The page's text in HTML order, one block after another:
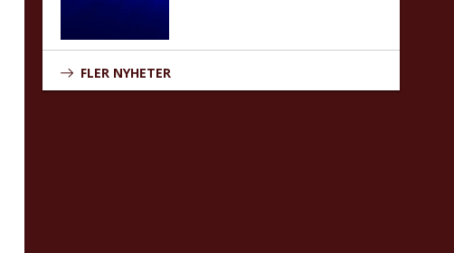
FLER NYHETER